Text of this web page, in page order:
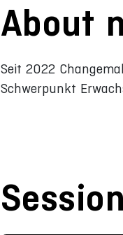
About
Seit 2022
Schwerpunkt